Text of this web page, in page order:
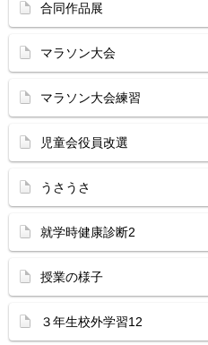
合同作品展
マラソン大会
マラソン大会練習
児童会役員改選
うさうさ
就学時健康診断2
授業の様子
３年生校外学習12